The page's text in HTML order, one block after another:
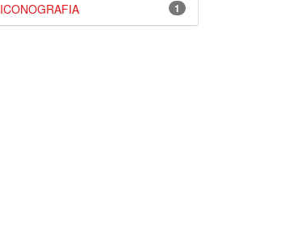
1
ICONOGRAFIA